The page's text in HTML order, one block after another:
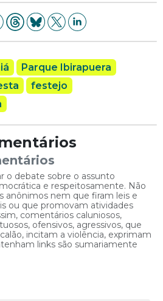
Parque Ibirapuera
festejo
o debate sobre o assunto
e respeitosamente. Não
anônimos nem que firam leis e
ou que promovam atividades
comentários caluniosos,
ofensivos, agressivos, que
incitam a violência, exprimam
links são sumariamente